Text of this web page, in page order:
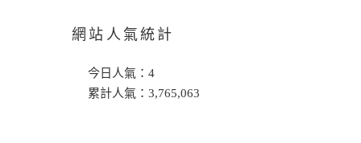
網站人氣統計
今日人氣： 4
累計人氣： 3,765,063